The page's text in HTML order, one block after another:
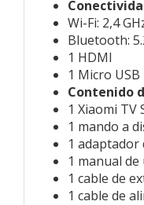
Wi-Fi: 2,4
Bluetooth:
1 HDMI
1 Micro USB
Contenido
1 Xiaomi TV
1 mando a
1
1 manual
1 cable de
1 cable de